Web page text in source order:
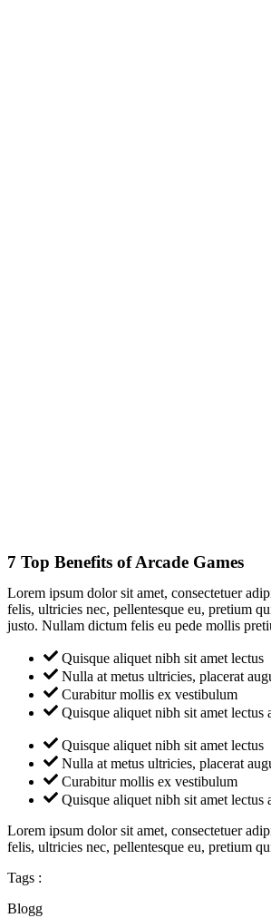
7 Top Benefits of Arcade Games
Lorem ipsum dolor sit amet, consectetuer
felis, ultricies nec, pellentesque eu, pretium
justo. Nullam dictum felis eu pede mollis
Quisque aliquet nibh sit amet lectus
Nulla at metus ultricies, placerat
Curabitur mollis ex vestibulum
Quisque aliquet nibh sit amet lectus
Quisque aliquet nibh sit amet lectus
Nulla at metus ultricies, placerat
Curabitur mollis ex vestibulum
Quisque aliquet nibh sit amet lectus
Lorem ipsum dolor sit amet, consectetuer
felis, ultricies nec, pellentesque eu, pretium
Tags :
Blogg